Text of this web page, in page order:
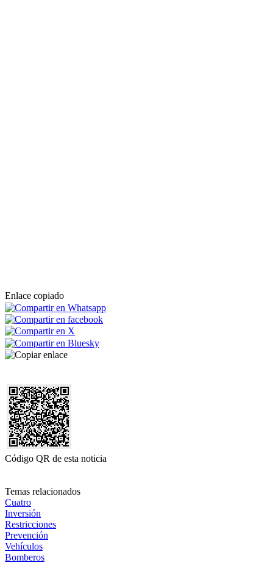
Enlace copiado
Código QR de esta noticia
Temas relacionados
Cuatro
Inversión
Restricciones
Prevención
Vehículos
Bomberos